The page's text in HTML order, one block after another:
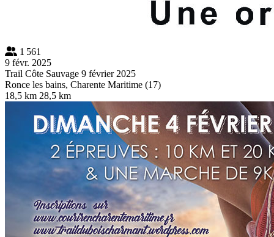
1 561
9 févr. 2025
Trail Côte Sauvage 9 février 2025
Ronce les bains, Charente Maritime (17)
18,5 km 28,5 km